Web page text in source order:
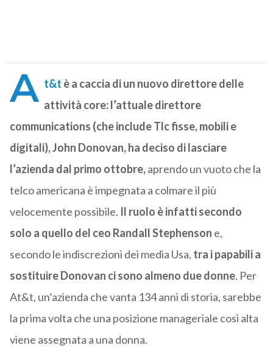
A t&t è a caccia di un nuovo direttore delle
attività core:l’attuale direttore
communications (che include Tlc fisse, mobili e
digitali), John Donovan, ha deciso di lasciare
l’azienda dal primo ottobre,aprendo un vuoto che la
telco americana è impegnata a colmare il più
velocemente possibile. Il ruolo è infatti secondo
solo a quello del ceo Randall Stephenson e,
secondo le indiscrezioni dei media Usa, tra i papabili a
sostituire Donovan ci sono almeno due donne. Per
At&t, un’azienda che vanta 134 anni di storia, sarebbe
la prima volta che una posizione manageriale così alta
viene assegnata a una donna.